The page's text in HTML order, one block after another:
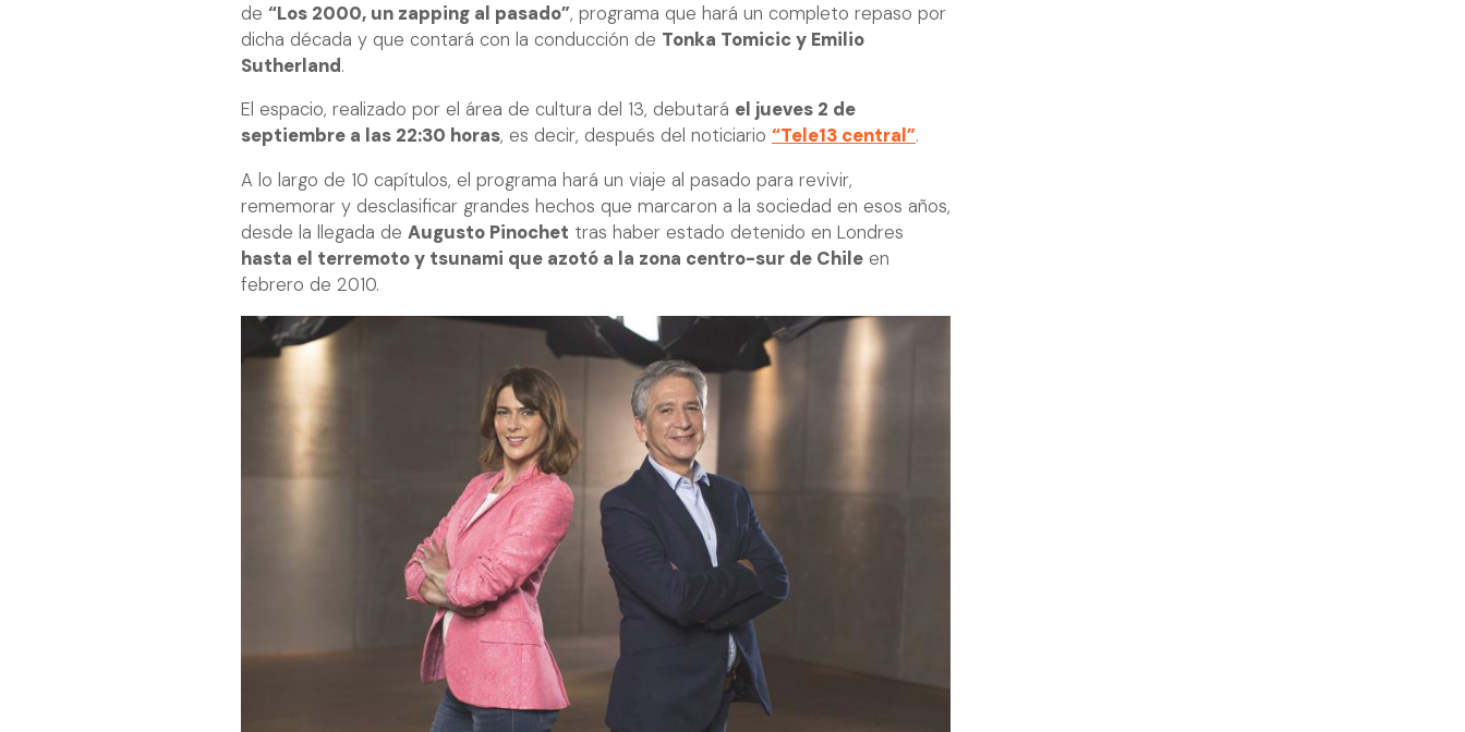
de “Los 2000, un zapping al pasado”, programa que hará un completo repaso por
dicha década y que contará con la conducción de Tonka Tomicic y Emilio
Sutherland.
El espacio, realizado por el área de cultura del 13, debutará el jueves 2 de
septiembre a las 22:30 horas, es decir, después del noticiario “Tele13 central”.
A lo largo de 10 capítulos, el programa hará un viaje al pasado para revivir,
rememorar y desclasificar grandes hechos que marcaron a la sociedad en esos años,
desde la llegada de Augusto Pinochet tras haber estado detenido en Londres
hasta el terremoto y tsunami que azotó a la zona centro-sur de Chile en
febrero de 2010.